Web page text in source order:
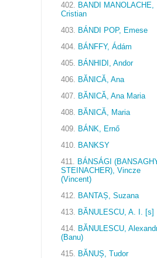
402. BANDI MANOLACHE,
Cristian
403. BÁNDI POP, Emese
404. BÁNFFY, Ádám
405. BÁNHIDI, Andor
406. BĂNICĂ, Ana
407. BĂNICĂ, Ana Maria
408. BĂNICĂ, Maria
409. BÁNK, Ernő
410. BANKSY
411. BÁNSÁGI
STEINACHER), Vincze
(Vincent)
412. BANTAȘ, Suzana
413. BĂNULESCU, A. I. [s]
414. BĂNULESCU,
(Banu)
415. BĂNUȘ, Tudor